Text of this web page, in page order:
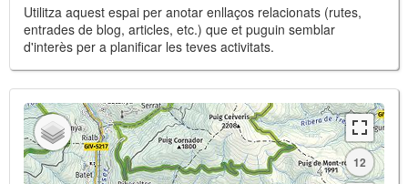
Utilitza aquest espai per anotar enllaços relacionats (rutes,
entrades de blog, articles, etc.) que et puguin semblar
d'interès per a planificar les teves activitats.
12